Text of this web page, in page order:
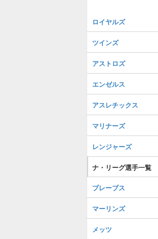
ロイヤルズ
ツインズ
アストロズ
エンゼルス
アスレチックス
マリナーズ
レンジャーズ
ナ・リーグ選手一覧
ブレーブス
マーリンズ
メッツ